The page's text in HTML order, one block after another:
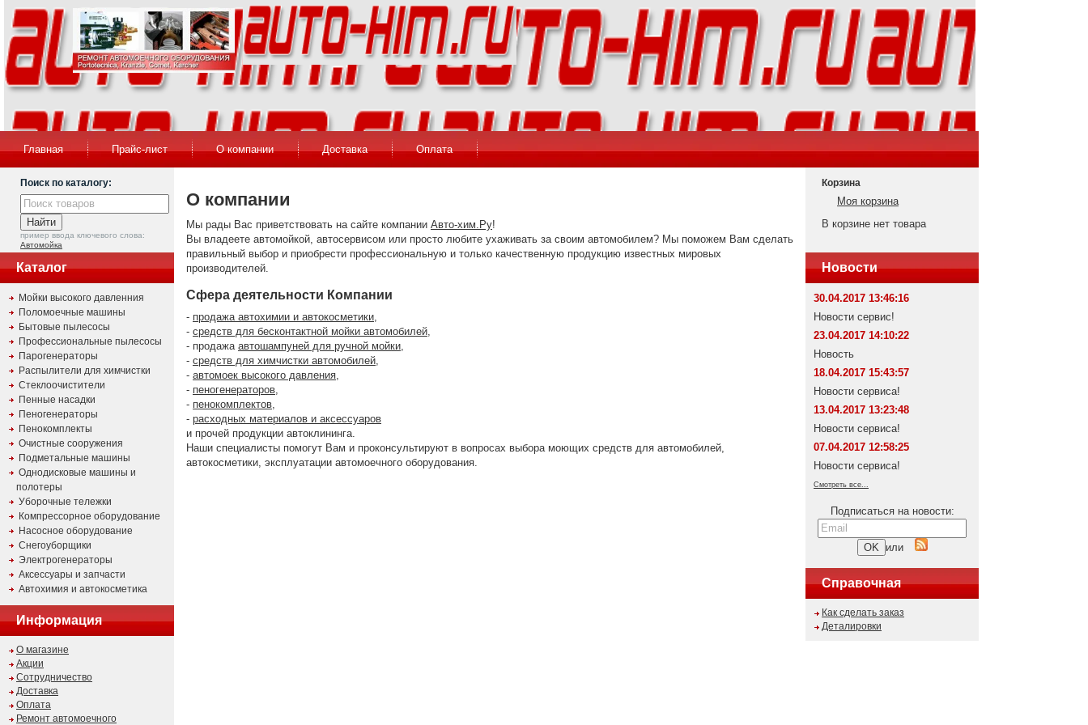
Главная Прайс-лист О компании Доставка Оплата
Поиск по каталогу:
пример ввода ключевого слова:
Автомойка
Каталог
Мойки высокого давленния
Поломоечные машины
Бытовые пылесосы
Профессиональные пылесосы
Парогенераторы
Распылители для химчистки
Стеклоочистители
Пенные насадки
Пеногенераторы
Пенокомплекты
Очистные сооружения
Подметальные машины
Однодисковые машины и
полотеры
Уборочные тележки
Компрессорное оборудование
Насосное оборудование
Снегоуборщики
Электрогенераторы
Аксессуары и запчасти
Автохимия и автокосметика
Информация
О магазине
Акции
Сотрудничество
Доставка
Оплата
Ремонт автомоечного
О компании
Мы рады Вас приветствовать на сайте компании Авто-хим.Ру!
Вы владеете автомойкой, автосервисом или просто любите ухаживать за своим автомобилем? Мы поможем Вам сделать
правильный выбор и приобрести профессиональную и только качественную продукцию известных мировых
производителей.
Сфера деятельности Компании
- продажа автохимии и автокосметики,
- средств для бесконтактной мойки автомобилей,
- продажа автошампуней для ручной мойки,
- средств для химчистки автомобилей,
- автомоек высокого давления,
- пеногенераторов,
- пенокомплектов,
- расходных материалов и аксессуаров
и прочей продукции автоклининга.
Наши специалисты помогут Вам и проконсультируют в вопросах выбора моющих средств для автомобилей,
автокосметики, эксплуатации автомоечного оборудования.
Корзина
Моя корзина
В корзине нет товара
Новости
30.04.2017 13:46:16
Новости сервис!
23.04.2017 14:10:22
Новость
18.04.2017 15:43:57
Новости сервиса!
13.04.2017 13:23:48
Новости сервиса!
07.04.2017 12:58:25
Новости сервиса!
Смотреть все...
Подписаться на новости:
или
Справочная
Как сделать заказ
Деталировки